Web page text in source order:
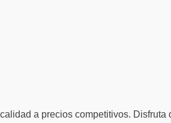
a precios competitivos. Disfruta